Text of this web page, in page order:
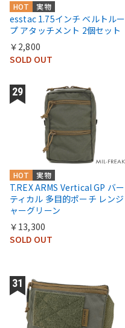
実物
HOT
esstac 1.75インチ ベルトルー
プ アタッチメント 2個セット
￥2,800
SOLD OUT
実物
HOT
T.REX ARMS Vertical GP バー
ティカル 多目的ポーチ レンジ
ャーグリーン
￥13,300
SOLD OUT